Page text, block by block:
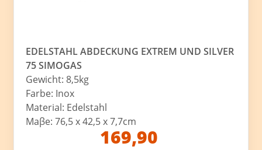
EDELSTAHL ABDECKUNG EXTREM UND SILVER
75 SIMOGAS
Gewicht: 8,5kg
Farbe: Inox
Material: Edelstahl
Maβe: 76,5 x 42,5 x 7,7cm
169,90